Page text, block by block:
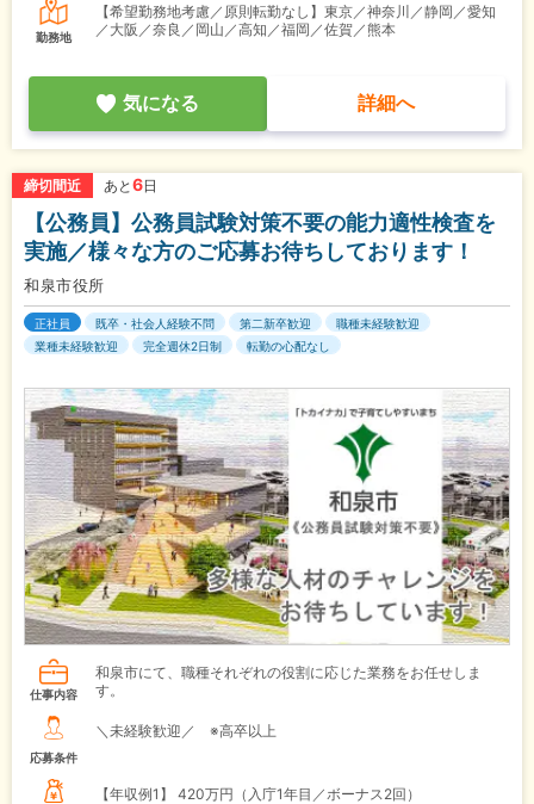
勤務地
【希望勤務地考慮／原則転勤なし】東京／神奈川／静岡／愛知
／大阪／奈良／岡山／高知／福岡／佐賀／熊本
気になる 詳細へ
締切間近 あと 6日
【公務員】公務員試験対策不要の能力適性検査を
実施／様々な方のご応募お待ちしております！
和泉市役所
正社員 既卒・社会人経験不問 第二新卒歓迎
職種未経験歓迎
業種未経験歓迎
完全週休2日制 転勤の心配なし
仕事内容
和泉市にて、職種それぞれの役割に応じた業務をお任せしま
す。
応募条件
＼未経験歓迎／ ※高卒以上
【年収例1】 420万円（入庁1年目／ボーナス2回）